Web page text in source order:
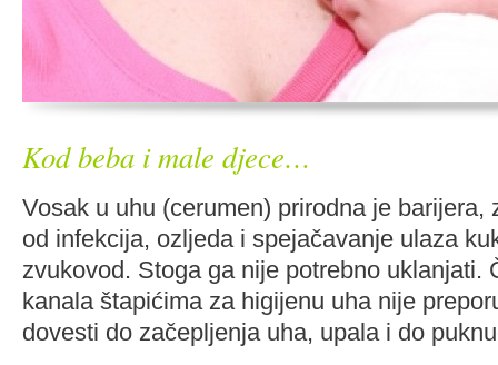
Kod beba i male djece…
Vosak u uhu (cerumen) prirodna je barijera,
od infekcija, ozljeda i spejačavanje ulaza
zvukovod. Stoga ga nije potrebno uklanjati.
kanala štapićima za higijenu uha nije
dovesti do začepljenja uha, upala i do